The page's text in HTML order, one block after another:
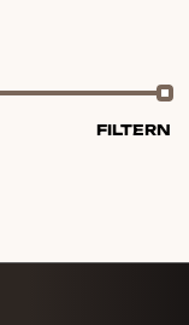
FILTERN